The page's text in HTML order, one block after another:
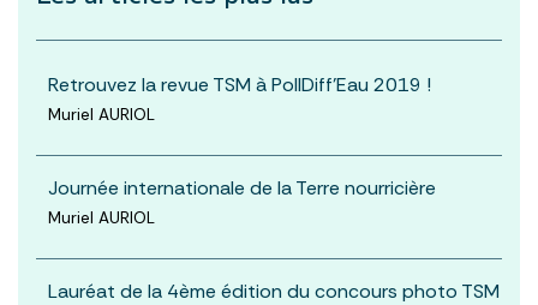
Retrouvez la revue TSM à PollDiff'Eau 2019 !
Muriel AURIOL
Journée internationale de la Terre nourricière
Muriel AURIOL
Lauréat de la 4ème édition du concours photo TSM